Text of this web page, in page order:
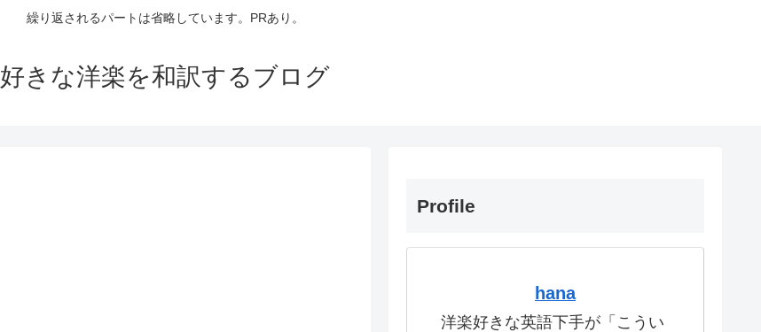
繰り返されるパートは省略しています。PRあり。
好きな洋楽を和訳するブログ
Profile
hana
洋楽好きな英語下手が「こうい